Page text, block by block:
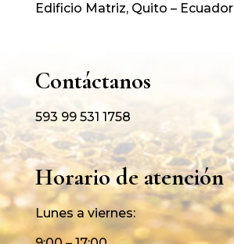
Edificio Matriz, Quito – Ecuador
Contáctanos
593 99 531 1758
Horario de atención
Lunes a viernes: